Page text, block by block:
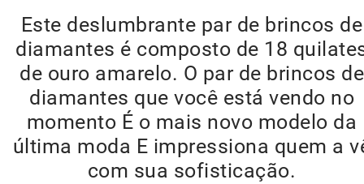
Este deslumbrante par de brincos de
diamantes é composto de 18
de ouro amarelo. O par de brincos de
diamantes que você está vendo no
momento É o mais novo modelo da
última moda E impressiona quem a
com sua sofisticação.